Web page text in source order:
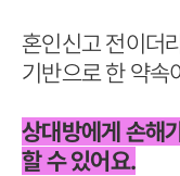
혼인신고 전이더
기반으로 한 약속
상대방에게 손해
할 수 있어요.